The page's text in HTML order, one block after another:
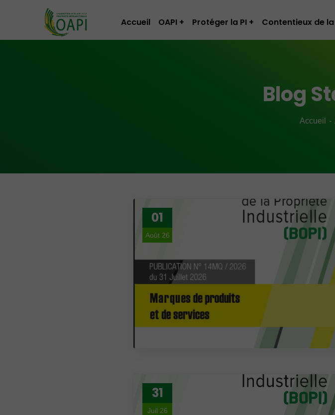
Accueil OAPI Protéger la PI Contentieux de la
Blog
Accueil
01
Août 26
31
Juil 26